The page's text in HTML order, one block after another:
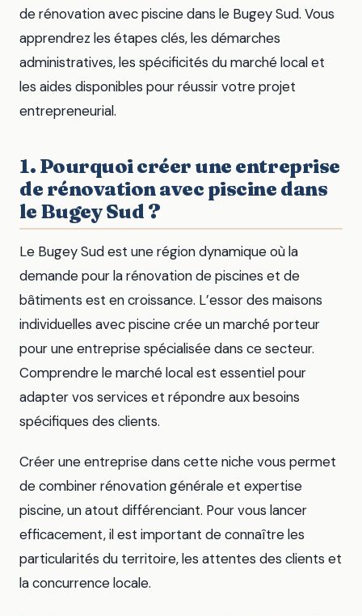
de rénovation avec piscine dans le Bugey Sud. Vous
apprendrez les étapes clés, les démarches
administratives, les spécificités du marché local et
les aides disponibles pour réussir votre projet
entrepreneurial.
1. Pourquoi créer une entreprise
de rénovation avec piscine dans
le Bugey Sud ?
Le Bugey Sud est une région dynamique où la
demande pour la rénovation de piscines et de
bâtiments est en croissance. L’essor des maisons
individuelles avec piscine crée un marché porteur
pour une entreprise spécialisée dans ce secteur.
Comprendre le marché local est essentiel pour
adapter vos services et répondre aux besoins
spécifiques des clients.
Créer une entreprise dans cette niche vous permet
de combiner rénovation générale et expertise
piscine, un atout différenciant. Pour vous lancer
efficacement, il est important de connaître les
particularités du territoire, les attentes des clients et
la concurrence locale.